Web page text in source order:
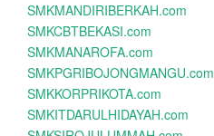
SMKMANDIRIBERKAH.com
SMKCBTBEKASI.com
SMKMANAROFA.com
SMKPGRIBOJONGMANGU.com
SMKKORPRIKOTA.com
SMKITDARULHIDAYAH.com